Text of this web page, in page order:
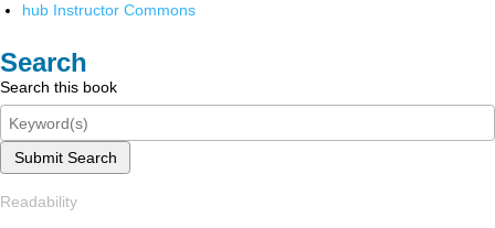
hub Instructor Commons
Search
Search this book
Submit Search
Readability